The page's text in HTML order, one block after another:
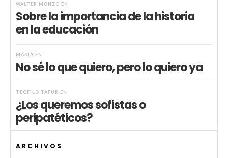
WALTER MONZÓ EN
Sobre la importancia de la historia
en la educación
MARIA EN
No sé lo que quiero, pero lo quiero ya
TEÓFILO TAFUR EN
¿Los queremos sofistas o
peripatéticos?
ARCHIVOS